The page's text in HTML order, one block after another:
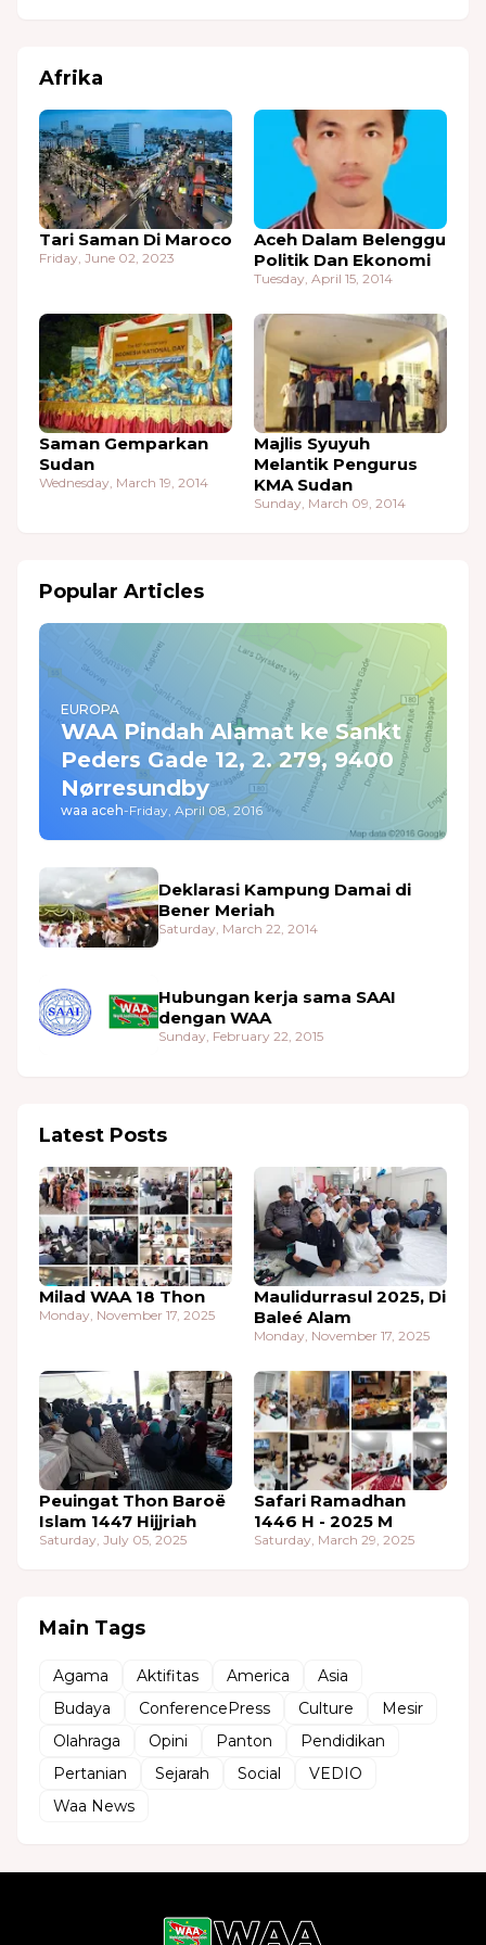
Afrika
Tari Saman Di Maroco
Friday, June 02, 2023
Aceh Dalam Belenggu
Politik Dan Ekonomi
Tuesday, April 15, 2014
Saman Gemparkan
Sudan
Wednesday, March 19, 2014
Majlis Syuyuh
Melantik Pengurus
KMA Sudan
Sunday, March 09, 2014
Popular Articles
EUROPA
WAA Pindah Alamat ke Sankt
Peders Gade 12, 2. 279, 9400
Nørresundby
waa aceh-Friday, April 08, 2016
Deklarasi Kampung Damai di
Bener Meriah
Saturday, March 22, 2014
Hubungan kerja sama SAAI
dengan WAA
Sunday, February 22, 2015
Latest Posts
Milad WAA 18 Thon
Monday, November 17, 2025
Maulidurrasul 2025, Di
Baleé Alam
Monday, November 17, 2025
Peuingat Thon Baroë
Islam 1447 Hijjriah
Saturday, July 05, 2025
Safari Ramadhan
1446 H - 2025 M
Saturday, March 29, 2025
Main Tags
Agama Aktifitas America
Asia
Budaya
ConferencePress Culture
Mesir
Olahraga
Opini Panton
Pendidikan
Pertanian
Sejarah Social
VEDIO
Waa News